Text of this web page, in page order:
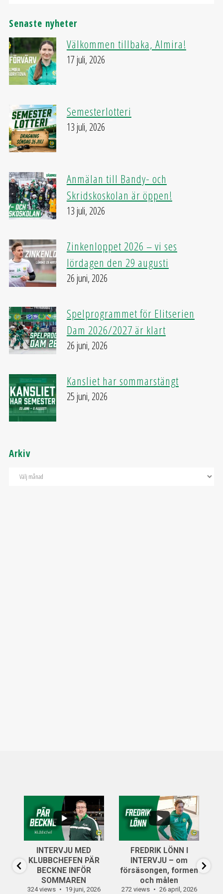
Senaste nyheter
Välkommen tillbaka, Almira!
17 juli, 2026
Semesterlotteri
13 juli, 2026
Anmälan till Bandy- och
Skridskoskolan är öppen!
13 juli, 2026
Zinkenloppet 2026 – vi ses
lördagen den 29 augusti
26 juni, 2026
Spelprogrammet för Elitserien
Dam 2026/2027 är klart
26 juni, 2026
Kansliet har sommarstängt
25 juni, 2026
Arkiv
...
14
0
INTERVJU MED
KLUBBCHEFEN PÄR
BECKNE INFÖR
SOMMAREN
324 views 19 juni, 2026
6
0
FREDRIK LÖNN I
INTERVJU – om
försäsongen, formen
och målen
272 views 26 april, 2026